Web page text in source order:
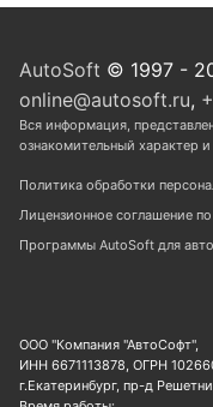
AutoSoft © 1997 -
online@autosoft.ru,
Вся информация,
ознакомительный характер
Политика обработки
Лицензионное соглашение
Программы AutoSoft для
ООО "Компания "АвтоСофт",
ИНН 6671113878, ОГРН
г.Екатеринбург, пр-д